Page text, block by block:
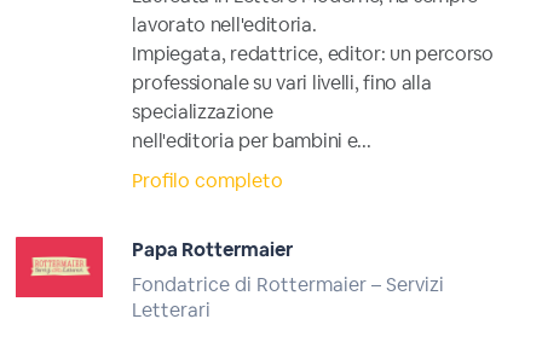
lavorato nell'editoria.
Impiegata, redattrice, editor: un percorso
professionale su vari livelli, fino alla
specializzazione
nell'editoria per bambini e...
Profilo completo
Papa Rottermaier
Fondatrice di Rottermaier – Servizi
Letterari